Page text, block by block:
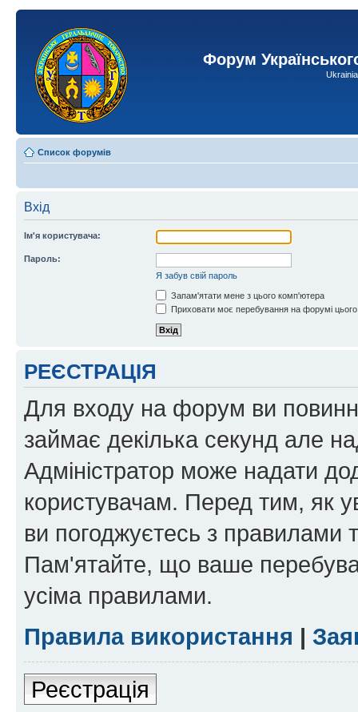
Форум
Список форумів
Вхід
Ім'я користувача:
Пароль:
Я забув свій пароль
Запам'ятати мене з цього комп'ютера
Приховати моє перебування на форумі
РЕЄСТРАЦІЯ
Для входу на форум ви
займає декілька секунд але
Адміністратор може надати
користувачам. Перед тим, як
ви погоджуєтесь з правилами
Пам'ятайте, що ваше
усіма правилами.
Правила використання |
Реєстрація